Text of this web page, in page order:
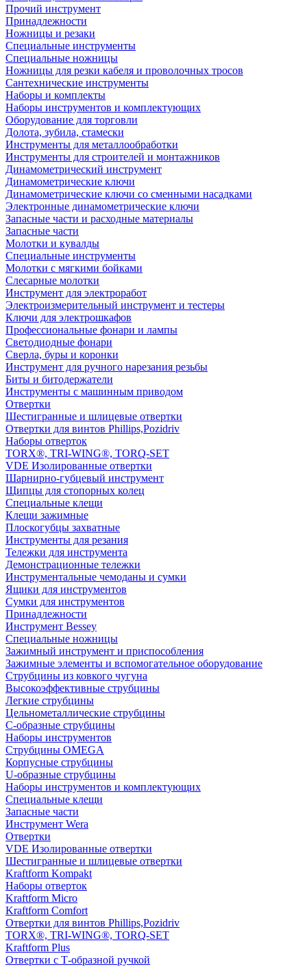
Прочий инструмент
Принадлежности
Ножницы и резаки
Специальные инструменты
Специальные ножницы
Ножницы для резки кабеля и проволочных тросов
Сантехнические инструменты
Наборы и комплекты
Наборы инструментов и комплектующих
Оборудование для торговли
Долота, зубила, стамески
Инструменты для металлообработки
Инструменты для строителей и монтажников
Динамометрический инструмент
Динамометрические ключи
Динамометрические ключи со сменными насадками
Электронные динамометрические ключи
Запасные части и расходные материалы
Запасные части
Молотки и кувалды
Специальные инструменты
Молотки с мягкими бойками
Слесарные молотки
Инструмент для электроработ
Электроизмерительный инструмент и тестеры
Ключи для электрошкафов
Профессиональные фонари и лампы
Светодиодные фонари
Сверла, буры и коронки
Инструмент для ручного нарезания резьбы
Биты и битодержатели
Инструменты с машинным приводом
Отвертки
Шестигранные и шлицевые отвертки
Отвертки для винтов Phillips,Pozidriv
Наборы отверток
TORX®, TRI-WING®, TORQ-SET
VDE Изолированные отвертки
Шарнирно-губцевый инструмент
Щипцы для стопорных колец
Специальные клещи
Клещи зажимные
Плоскогубцы захватные
Инструменты для резания
Тележки для инструмента
Демонстрационные тележки
Инструментальные чемоданы и сумки
Ящики для инструментов
Сумки для инструментов
Принадлежности
Инструмент Bessey
Специальные ножницы
Зажимный инструмент и приспособления
Зажимные элементы и вспомогательное оборудование
Струбцины из ковкого чугуна
Высокоэффективные струбцины
Легкие струбцины
Цельнометаллические струбцины
C-образные струбцины
Наборы инструментов
Струбцины OMEGA
Корпусные струбцины
U-образные струбцины
Наборы инструментов и комплектующих
Специальные клещи
Запасные части
Инструмент Wera
Отвертки
VDE Изолированные отвертки
Шестигранные и шлицевые отвертки
Kraftform Kompakt
Наборы отверток
Kraftform Micro
Kraftform Comfort
Отвертки для винтов Phillips,Pozidriv
TORX®, TRI-WING®, TORQ-SET
Kraftform Plus
Отвертки с Т-образной ручкой